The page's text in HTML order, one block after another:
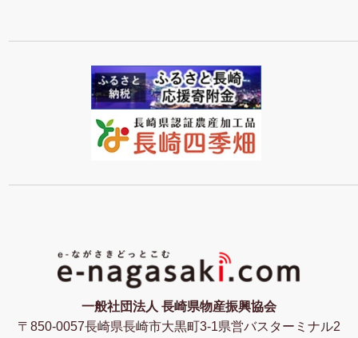
一般社団法人 長崎県物産振興協会
〒850-0057長崎県長崎市大黒町3-1県営バスターミナル2